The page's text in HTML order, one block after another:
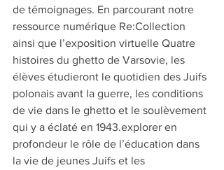
de témoignages. En parcourant notre
ressource numérique Re:Collection
ainsi que l’exposition virtuelle Quatre
histoires du ghetto de Varsovie, les
élèves étudieront le quotidien des Juifs
polonais avant la guerre, les conditions
de vie dans le ghetto et le soulèvement
qui y a éclaté en 1943.explorer en
profondeur le rôle de l’éducation dans
la vie de jeunes Juifs et les